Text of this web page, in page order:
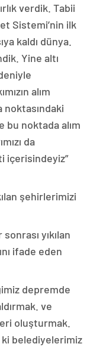
verdik. Tabii
Sistemi’nin ilk
kaldı dünya.
Yine altı
alım
noktasındaki
bu noktada alım
da
içerisindeyiz”
şehirlerimizi
yıkılan
ifade eden
depremde
ve
oluşturmak.
belediyelerimiz